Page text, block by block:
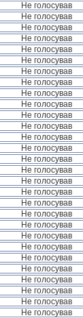
Не голосував
Не голосував
Не голосував
Не голосував
Не голосував
Не голосував
Не голосував
Не голосував
Не голосував
Не голосував
Не голосував
Не голосував
Не голосував
Не голосував
Не голосував
Не голосував
Не голосував
Не голосував
Не голосував
Не голосував
Не голосував
Не голосував
Не голосував
Не голосував
Не голосував
Не голосував
Не голосував
Не голосував
Не голосував